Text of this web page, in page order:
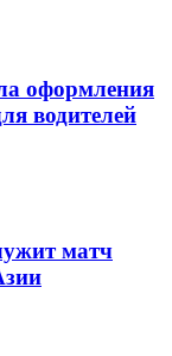
оформления
водителей
матч